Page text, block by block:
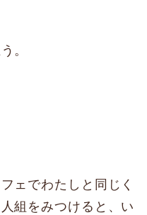
。
ェでわたしと同じく
組をみつけると、い